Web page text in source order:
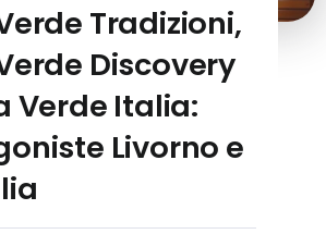
Tradizioni,
Discovery
Verde Italia:
Livorno e